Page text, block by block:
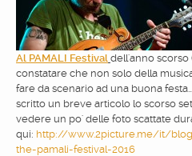
Al PAMALI Festival dell'anno scorso
constatare che non solo della
fare da scenario ad una buona
scritto un breve articolo lo scorso
vedere un po' delle foto scattate
qui: http://www.2picture.me/it/
the-pamali-festival-2016